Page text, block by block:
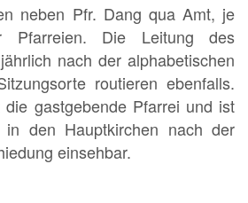
neben Pfr. Dang qua Amt, je
Pfarreien. Die Leitung des
nach der alphabetischen
routieren ebenfalls.
gastgebende Pfarrei und ist
in den Hauptkirchen nach der
einsehbar.